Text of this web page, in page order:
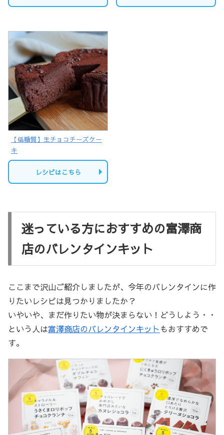
【低糖質】生チョコチーズケー
キ
レシピはこちら
迷っている方におすすめの富澤商
店のバレンタインキット
ここまで沢山ご紹介しましたが、今年のバレンタインに作
りたいレシピは見つかりましたか？
いやいや、まだ作りたい物が決まらない！どうしよう・・
という人は富澤商店のバレンタインキット もおすすめで
す。